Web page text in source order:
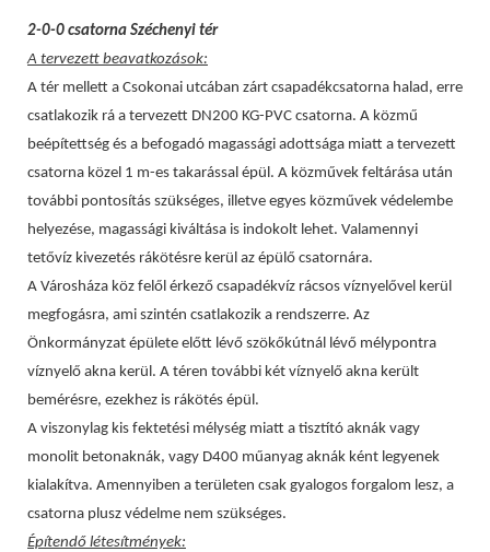
2-0-0 csatorna Széchenyi tér
A tervezett beavatkozások:
A tér mellett a Csokonai utcában zárt csapadékcsatorna halad, erre
csatlakozik rá a tervezett DN200 KG-PVC csatorna. A közmű
beépítettség és a befogadó magassági adottsága miatt a tervezett
csatorna közel 1 m-es takarással épül. A közművek feltárása után
további pontosítás szükséges, illetve egyes közművek védelembe
helyezése, magassági kiváltása is indokolt lehet. Valamennyi
tetővíz kivezetés rákötésre kerül az épülő csatornára.
A Városháza köz felől érkező csapadékvíz rácsos víznyelővel kerül
megfogásra, ami szintén csatlakozik a rendszerre. Az
Önkormányzat épülete előtt lévő szökőkútnál lévő mélypontra
víznyelő akna kerül. A téren további két víznyelő akna került
bemérésre, ezekhez is rákötés épül.
A viszonylag kis fektetési mélység miatt a tisztító aknák vagy
monolit betonaknák, vagy D400 műanyag aknák ként legyenek
kialakítva. Amennyiben a területen csak gyalogos forgalom lesz, a
csatorna plusz védelme nem szükséges.
Építendő létesítmények: